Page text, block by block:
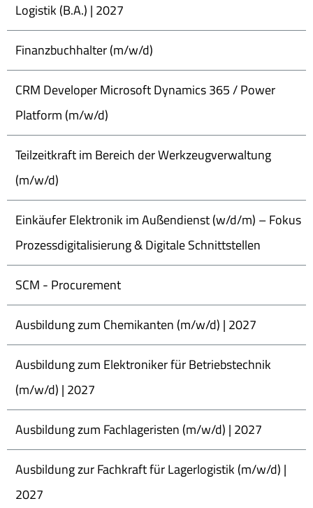
Logistik (B.A.) | 2027
Finanzbuchhalter (m/w/d)
CRM Developer Microsoft Dynamics 365 / Power
Platform (m/w/d)
Teilzeitkraft im Bereich der Werkzeugverwaltung
(m/w/d)
Einkäufer Elektronik im Außendienst (w/d/m) – Fokus
Prozessdigitalisierung & Digitale Schnittstellen
SCM - Procurement
Ausbildung zum Chemikanten (m/w/d) | 2027
Ausbildung zum Elektroniker für Betriebstechnik
(m/w/d) | 2027
Ausbildung zum Fachlageristen (m/w/d) | 2027
Ausbildung zur Fachkraft für Lagerlogistik (m/w/d) |
2027